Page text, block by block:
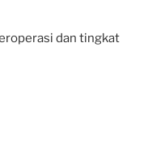
dan tingkat